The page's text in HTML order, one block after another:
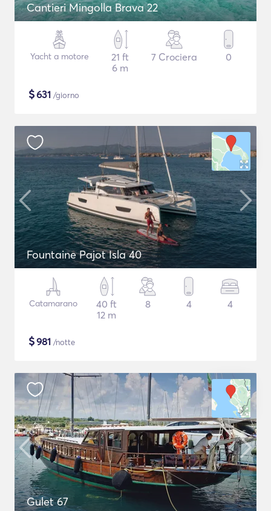
Cantieri Mingolla Brava 22
Yacht a motore
21 ft
6 m
7 Crociera 0
$631 /giorno
Fountaine Pajot Isla 40
Catamarano
40 ft
12 m
8 4 4
$981 /notte
Gulet 67